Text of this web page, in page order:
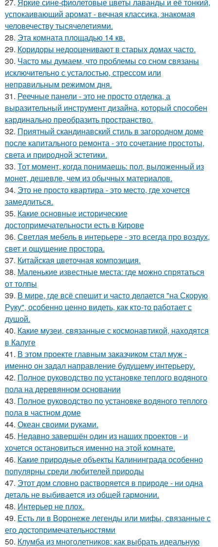
27. Яркие сине-фиолетовые цветы лаванды и её тонкий,
успокаивающий аромат - вечная классика, знакомая
человечеству тысячелетиями.
28. Эта комната площадью 14 кв.
29. Коридоры недооценивают в старых домах часто.
30. Часто мы думаем, что проблемы со сном связаны
исключительно с усталостью, стрессом или
неправильным режимом дня.
31. Реечные панели - это не просто отделка, а
выразительный инструмент дизайна, который способен
кардинально преобразить пространство.
32. Приятный скандинавский стиль в загородном доме
после капитального ремонта - это сочетание простоты,
света и природной эстетики.
33. Тот момент, когда понимаешь: пол, выложенный из
монет, дешевле, чем из обычных материалов.
34. Это не просто квартира - это место, где хочется
замедлиться.
35. Какие основные исторические
достопримечательности есть в Кирове
36. Светлая мебель в интерьере - это всегда про воздух,
свет и ощущение простора.
37. Китайская цветочная композиция.
38. Маленькие известные места: где можно спрятаться
от толпы
39. В мире, где всё спешит и часто делается "на Скорую
Руку", особенно ценно видеть, как кто-то работает с
душой.
40. Какие музеи, связанные с космонавтикой, находятся
в Калуге
41. В этом проекте главным заказчиком стал муж -
именно он задал направление будущему интерьеру.
42. Полное руководство по установке теплого водяного
пола на деревянном основании
43. Полное руководство по установке водяного теплого
пола в частном доме
44. Океан своими руками.
45. Недавно завершён один из наших проектов - и
хочется остановиться именно на этой комнате.
46. Какие природные объекты Калининграда особенно
популярны среди любителей природы
47. Этот дом словно растворяется в природе - ни одна
деталь не выбивается из общей гармонии.
48. Интерьер не плох.
49. Есть ли в Воронеже легенды или мифы, связанные с
его достопримечательностями
50. Клумба из многолетников: как выбрать идеальную